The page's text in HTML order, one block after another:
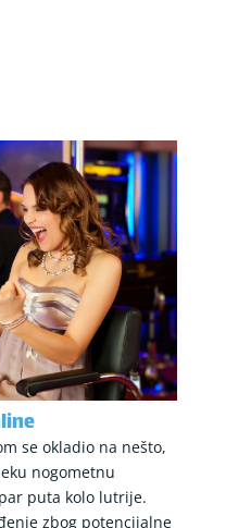
se okladio na nešto,
nogometnu
puta kolo lutrije.
zbog potencijalne